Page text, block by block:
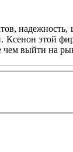
Ксенон
выйти на